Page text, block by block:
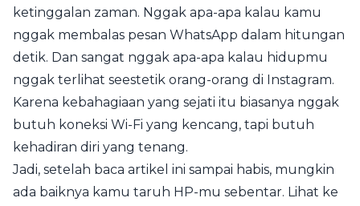
ketinggalan zaman. Nggak apa-apa kalau kamu
nggak membalas pesan WhatsApp dalam hitungan
detik. Dan sangat nggak apa-apa kalau hidupmu
nggak terlihat seestetik orang-orang di Instagram.
Karena kebahagiaan yang sejati itu biasanya nggak
butuh koneksi Wi-Fi yang kencang, tapi butuh
kehadiran diri yang tenang.
Jadi, setelah baca artikel ini sampai habis, mungkin
ada baiknya kamu taruh HP-mu sebentar. Lihat ke